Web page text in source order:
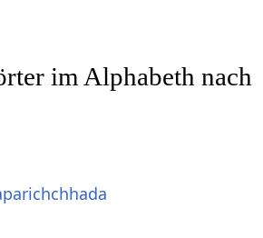
im Alphabeth nach